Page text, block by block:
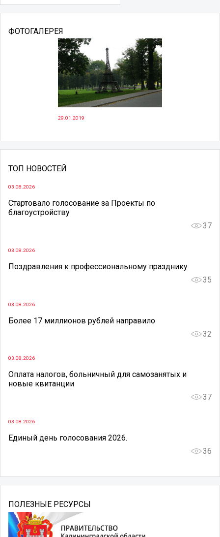
ФОТОГАЛЕРЕЯ
29.01.2019
ТОП НОВОСТЕЙ
03.08.2026
Стартовало голосование за Проекты по
благоустройству
37
03.08.2026
Поздравления к профессиональному празднику
35
03.08.2026
Более 17 миллионов рублей направило
32
03.08.2026
Оплата налогов, больничный для самозанятых и
новые квитанции
37
03.08.2026
Единый день голосования 2026.
36
ПОЛЕЗНЫЕ РЕСУРСЫ